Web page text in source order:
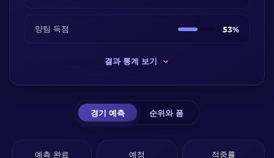
양팀 득점 53%
결과 통계 보기
경기 예측 순위와 폼
예측 완료 예정 적중률